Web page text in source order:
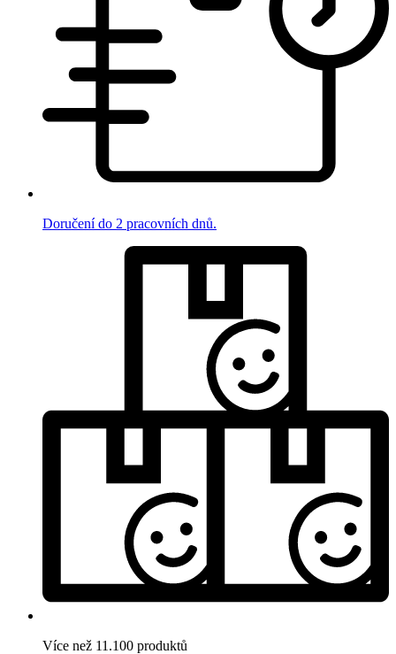
Doručení do 2 pracovních dnů.
Více než 11.100 produktů